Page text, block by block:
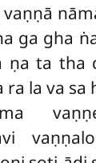
ga gha
ṇa ta tha
la va sa